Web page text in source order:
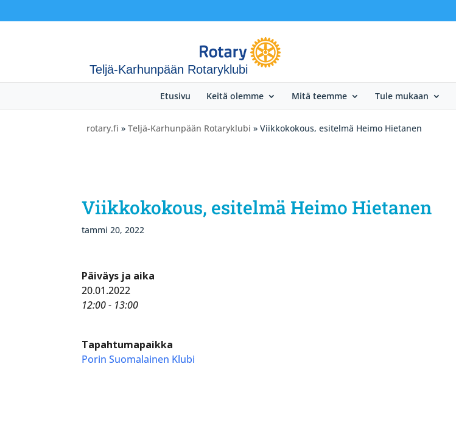
Teljä-Karhunpään Rotaryklubi
Etusivu Keitä olemme Mitä teemme Tule mukaan
rotary.fi » Teljä-Karhunpään Rotaryklubi » Viikkokokous, esitelmä Heimo Hietanen
Viikkokokous, esitelmä Heimo Hietanen
tammi 20, 2022
Päiväys ja aika
20.01.2022
12:00 - 13:00
Tapahtumapaikka
Porin Suomalainen Klubi